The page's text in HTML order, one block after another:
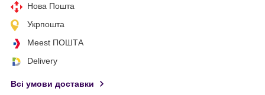
Нова Пошта
Укрпошта
Meest ПОШТА
Delivery
Всі умови доставки